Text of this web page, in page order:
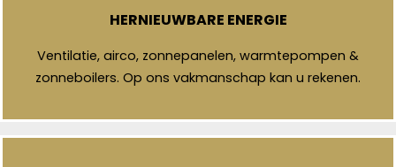
HERNIEUWBARE ENERGIE
Ventilatie, airco, zonnepanelen, warmtepompen &
zonneboilers. Op ons vakmanschap kan u rekenen.